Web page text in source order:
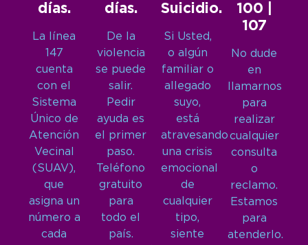
días.
La línea
147
cuenta
con el
Sistema
Único de
Atención
Vecinal
(SUAV),
que
asigna un
número a
cada
días.
De la
violencia
se puede
salir.
Pedir
ayuda es
el primer
paso.
Teléfono
gratuito
para
todo el
país.
Suicidio.
Si Usted,
o algún
familiar o
allegado
suyo,
está
atravesando
una crisis
emocional
de
cualquier
tipo,
siente
100 |
107
No dude
en
llamarnos
para
realizar
cualquier
consulta
o
reclamo.
Estamos
para
atenderlo.